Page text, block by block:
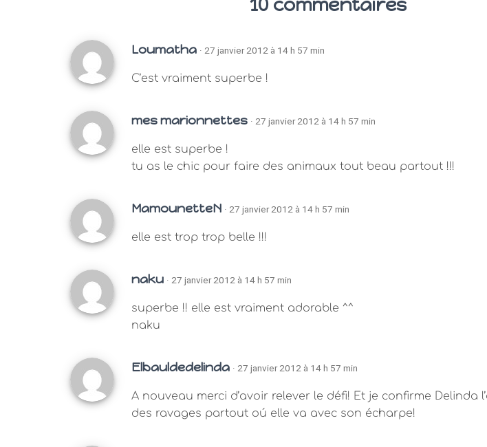
10 commentaires
Loumatha · 27 janvier 2012 à 14 h 57 min
C’est vraiment superbe !
mes marionnettes · 27 janvier 2012 à 14 h 57 min
elle est superbe !
tu as le chic pour faire des animaux tout beau partout !!!
MamounetteN · 27 janvier 2012 à 14 h 57 min
elle est trop trop belle !!!
naku · 27 janvier 2012 à 14 h 57 min
superbe !! elle est vraiment adorable ^^
naku
Elbauldedelinda · 27 janvier 2012 à 14 h 57 min
A nouveau merci d’avoir relever le défi! Et je confirme Delinda
des ravages partout oú elle va avec son écharpe!